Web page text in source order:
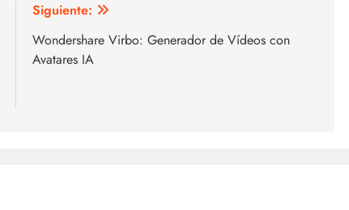
Siguiente:
Wondershare Virbo: Generador de Vídeos con
Avatares IA